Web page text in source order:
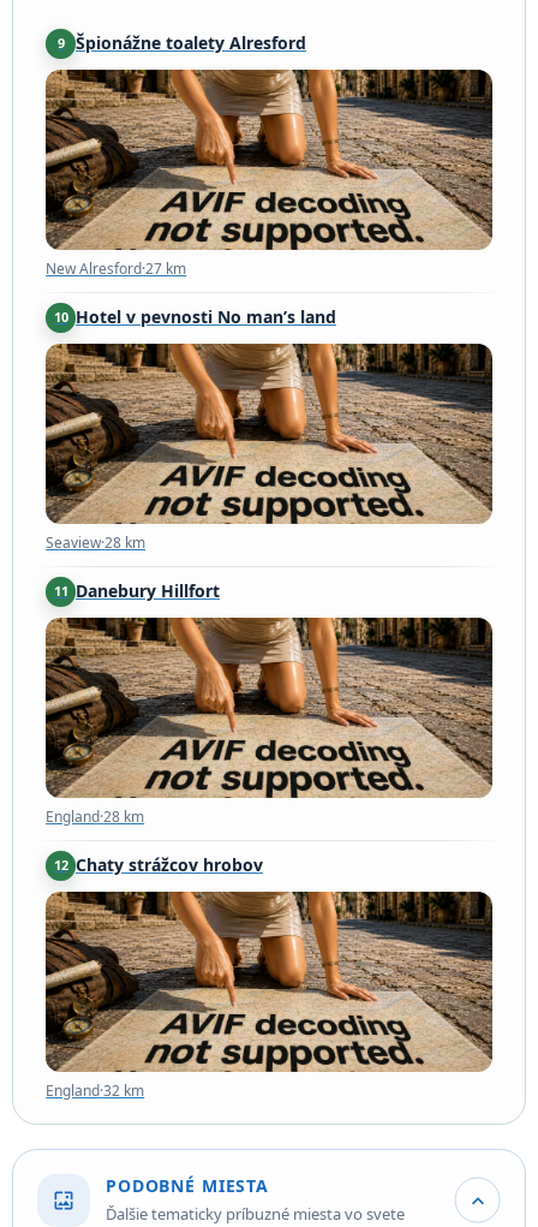
9 Špionážne toalety Alresford
New Alresford·27 km
New Alresford·27 km
10 Hotel v pevnosti No man’s land
Seaview·28 km
Seaview·28 km
11 Danebury Hillfort
England·28 km
England·28 km
12 Chaty strážcov hrobov
England·32 km
England·32 km
wallpaper
PODOBNÉ MIESTA
Ďalšie tematicky príbuzné miesta vo svete expand_more